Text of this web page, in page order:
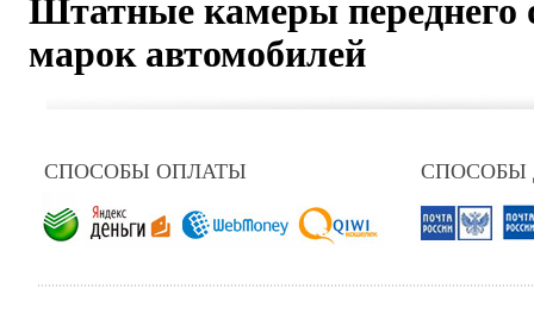
Штатные камеры переднего
марок автомобилей
СПОСОБЫ ОПЛАТЫ СПОСОБЫ